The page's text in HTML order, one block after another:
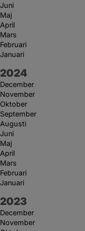
Juni
Maj
April
Mars
Februari
Januari
År:
2024
December
November
Oktober
September
Augusti
Juni
Maj
April
Mars
Februari
Januari
År:
2023
December
November